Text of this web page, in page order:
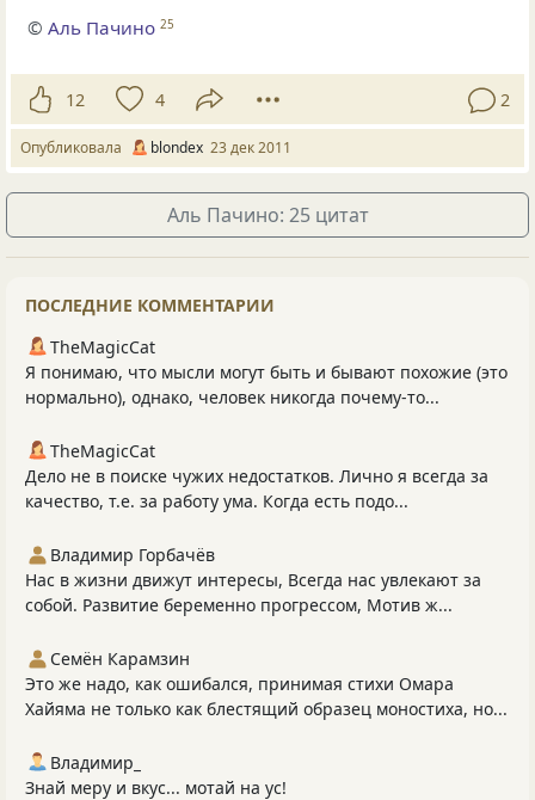
©Аль Пачино 25
12 4 2
Опубликовала blondex 23 дек 2011
Аль Пачино: 25 цитат
ПОСЛЕДНИЕ КОММЕНТАРИИ
TheMagicCat
Я понимаю, что мысли могут быть и бывают похожие (это
нормально), однако, человек никогда почему-то...
TheMagicCat
Дело не в поиске чужих недостатков. Лично я всегда за
качество, т.е. за работу ума. Когда есть подо...
Владимир Горбачёв
Нас в жизни движут интересы, Всегда нас увлекают за
собой. Развитие беременно прогрессом, Мотив ж...
Семён Карамзин
Это же надо, как ошибался, принимая стихи Омара
Хайяма не только как блестящий образец моностиха, но...
Владимир_
Знай меру и вкус... мотай на ус!